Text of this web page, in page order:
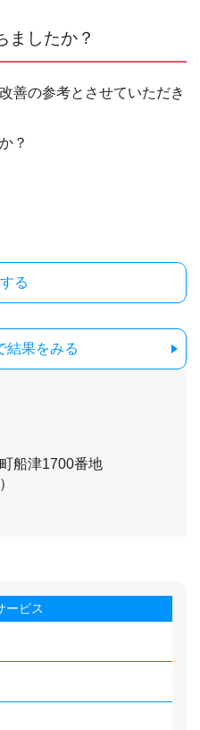
ましたか？
善の参考とさせていただき
？
結果をみる
船津1700番地
ービス